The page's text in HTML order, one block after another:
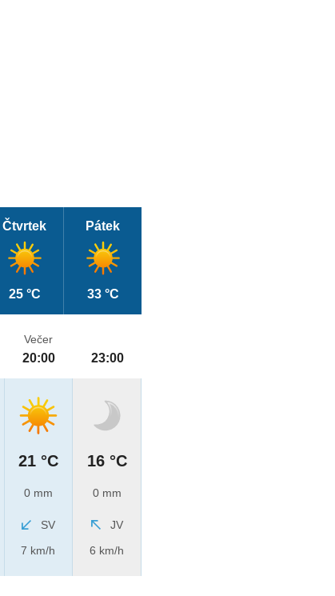
Čtvrtek
25 °C
Pátek
33 °C
Večer
20:00
21 °C
0 mm
SV
7 km/h
23:00
16 °C
0 mm
JV
6 km/h